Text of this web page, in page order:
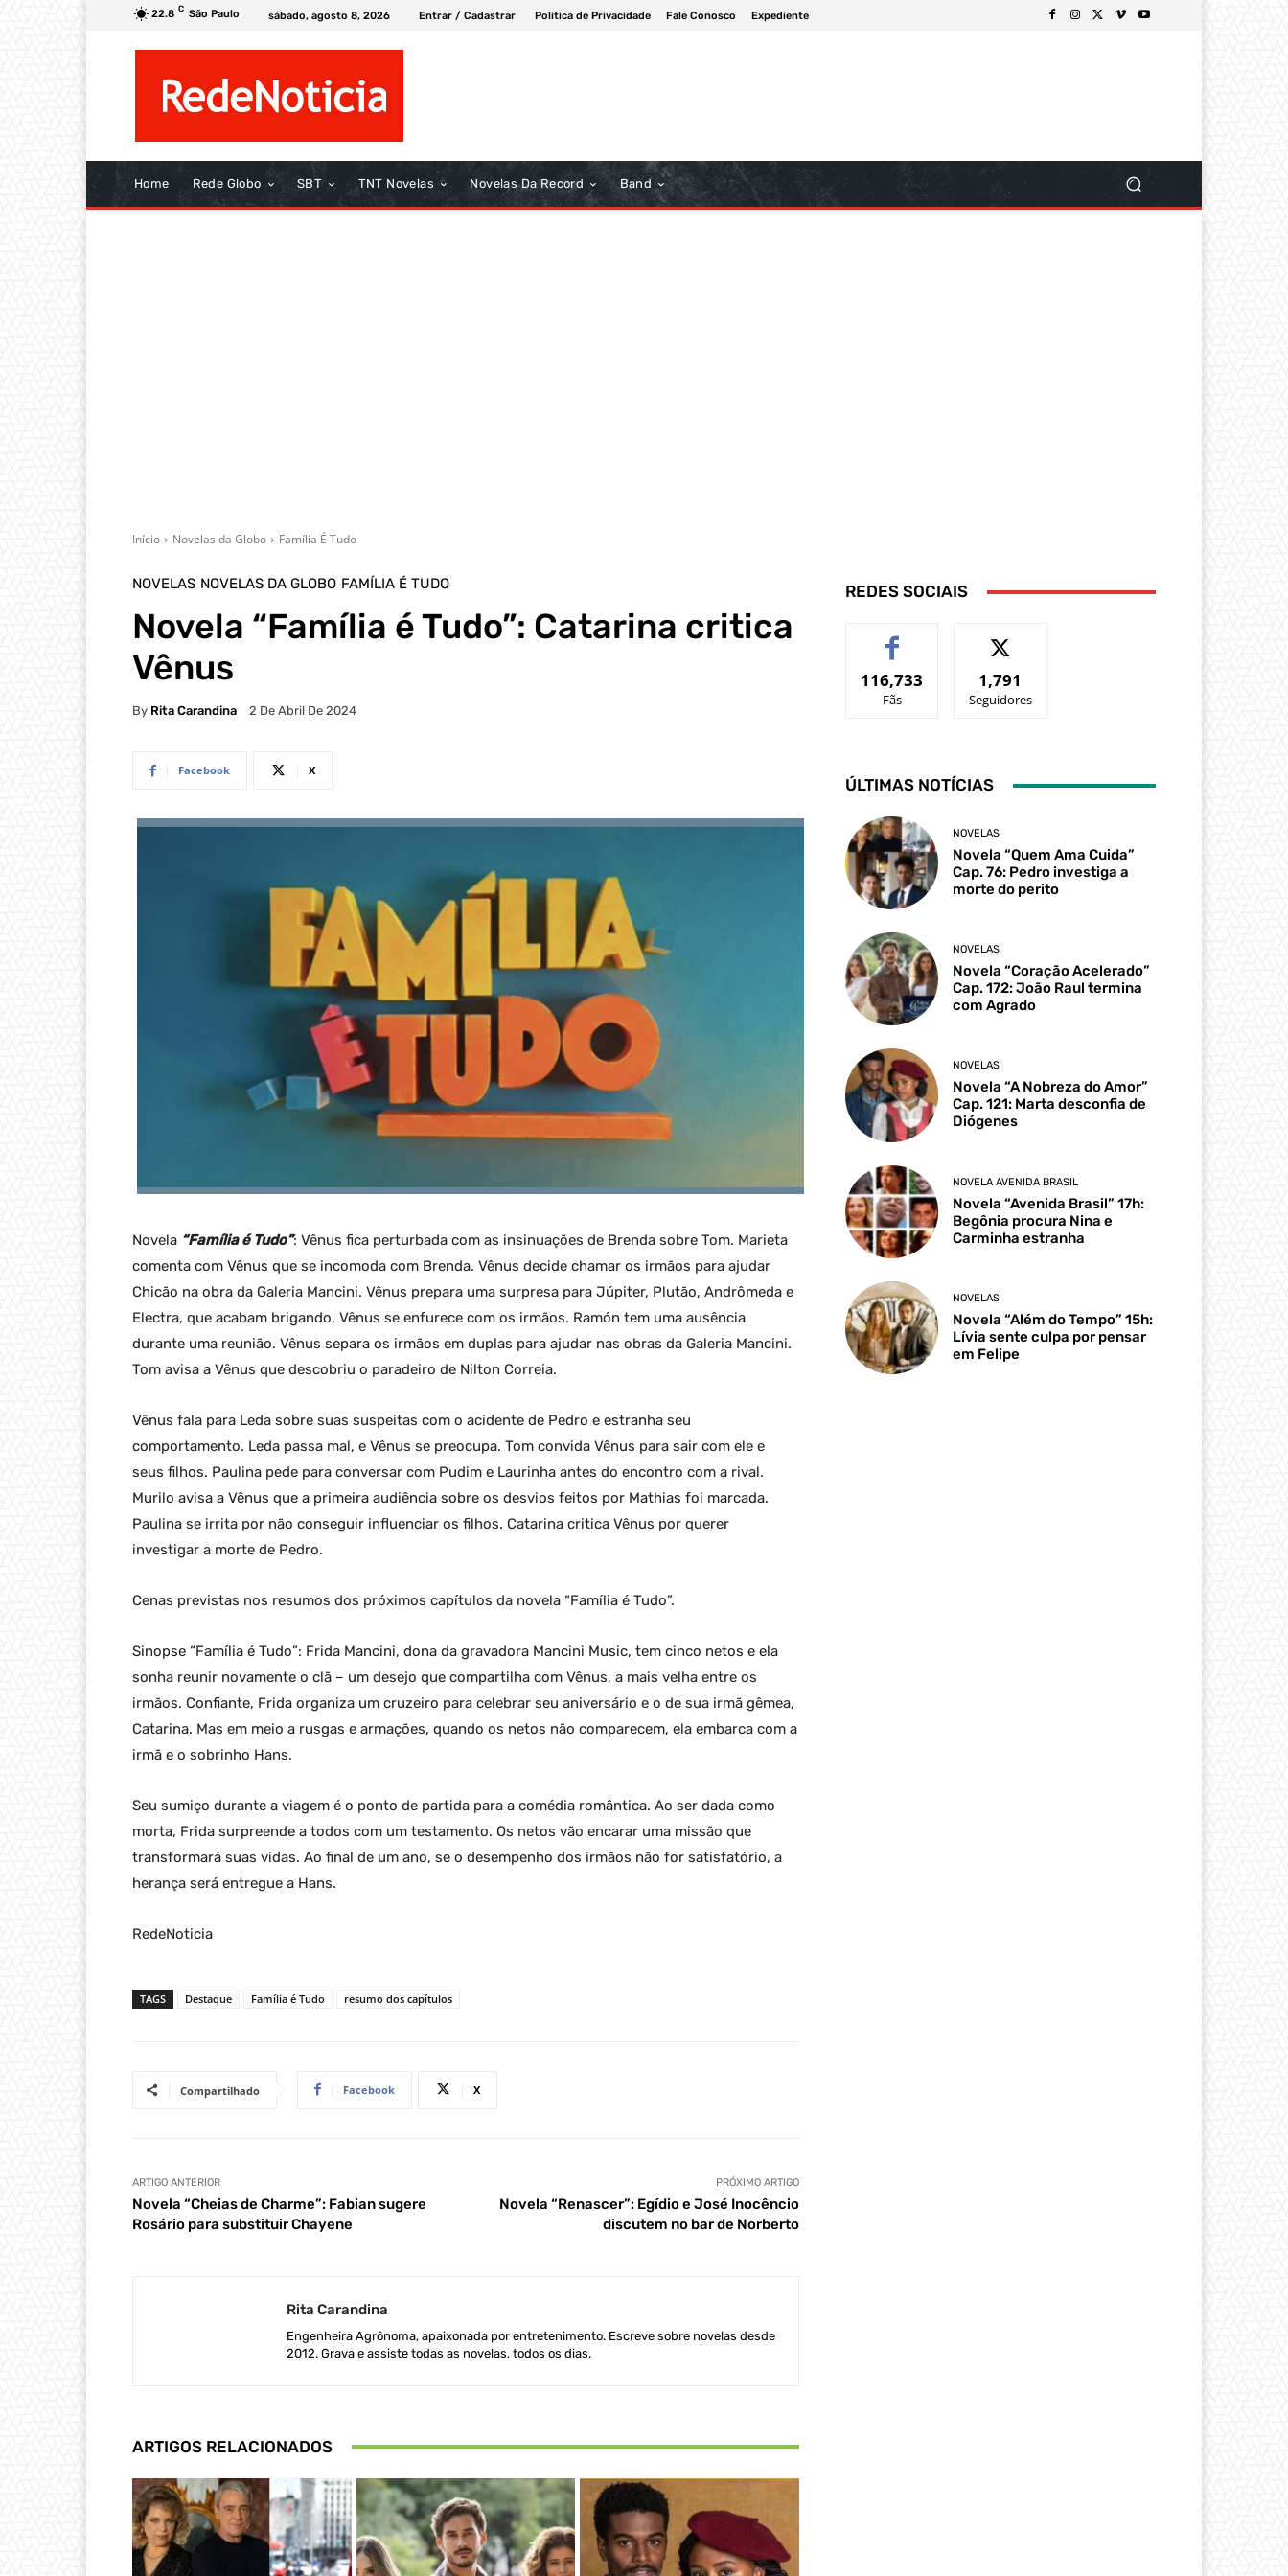
22.8 C São Paulo sábado, agosto 8, 2026 Entrar / Cadastrar Política de Privacidade Fale Conosco Expediente
Home Rede Globo SBT TNT Novelas Novelas Da Record Band
Início Novelas da Globo Família É Tudo
NOVELAS NOVELAS DA GLOBO FAMÍLIA É TUDO
Novela “Família é Tudo”: Catarina critica
Vênus
By Rita Carandina 2 De Abril De 2024
Facebook X
Novela “Família é Tudo”: Vênus fica perturbada com as insinuações de Brenda sobre Tom. Marieta
comenta com Vênus que se incomoda com Brenda. Vênus decide chamar os irmãos para ajudar
Chicão na obra da Galeria Mancini. Vênus prepara uma surpresa para Júpiter, Plutão, Andrômeda e
Electra, que acabam brigando. Vênus se enfurece com os irmãos. Ramón tem uma ausência
durante uma reunião. Vênus separa os irmãos em duplas para ajudar nas obras da Galeria Mancini.
Tom avisa a Vênus que descobriu o paradeiro de Nilton Correia.
Vênus fala para Leda sobre suas suspeitas com o acidente de Pedro e estranha seu
comportamento. Leda passa mal, e Vênus se preocupa. Tom convida Vênus para sair com ele e
seus filhos. Paulina pede para conversar com Pudim e Laurinha antes do encontro com a rival.
Murilo avisa a Vênus que a primeira audiência sobre os desvios feitos por Mathias foi marcada.
Paulina se irrita por não conseguir influenciar os filhos. Catarina critica Vênus por querer
investigar a morte de Pedro.
Cenas previstas nos resumos dos próximos capítulos da novela “Família é Tudo”.
Sinopse “Família é Tudo”: Frida Mancini, dona da gravadora Mancini Music, tem cinco netos e ela
sonha reunir novamente o clã – um desejo que compartilha com Vênus, a mais velha entre os
irmãos. Confiante, Frida organiza um cruzeiro para celebrar seu aniversário e o de sua irmã gêmea,
Catarina. Mas em meio a rusgas e armações, quando os netos não comparecem, ela embarca com a
irmã e o sobrinho Hans.
Seu sumiço durante a viagem é o ponto de partida para a comédia romântica. Ao ser dada como
morta, Frida surpreende a todos com um testamento. Os netos vão encarar uma missão que
transformará suas vidas. Ao final de um ano, se o desempenho dos irmãos não for satisfatório, a
herança será entregue a Hans.
RedeNoticia
TAGS Destaque Família é Tudo resumo dos capítulos
Compartilhado Facebook X
ARTIGO ANTERIOR
Novela “Cheias de Charme”: Fabian sugere
Rosário para substituir Chayene
PRÓXIMO ARTIGO
Novela “Renascer”: Egídio e José Inocêncio
discutem no bar de Norberto
Rita Carandina
Engenheira Agrônoma, apaixonada por entretenimento. Escreve sobre novelas desde
2012. Grava e assiste todas as novelas, todos os dias.
ARTIGOS RELACIONADOS
REDES SOCIAIS
116,733
Fãs
1,791
Seguidores
ÚLTIMAS NOTÍCIAS
NOVELAS
Novela “Quem Ama Cuida”
Cap. 76: Pedro investiga a
morte do perito
NOVELAS
Novela “Coração Acelerado”
Cap. 172: João Raul termina
com Agrado
NOVELAS
Novela “A Nobreza do Amor”
Cap. 121: Marta desconfia de
Diógenes
NOVELA AVENIDA BRASIL
Novela “Avenida Brasil” 17h:
Begônia procura Nina e
Carminha estranha
NOVELAS
Novela “Além do Tempo” 15h:
Lívia sente culpa por pensar
em Felipe